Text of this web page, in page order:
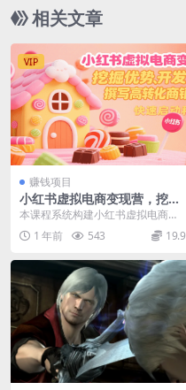
相关文章
VIP
赚钱项目
小红书虚拟电商变现营，挖掘
优势、开发产品、撰写高转化
商销笔记，快速启动和变现
本课程系统构建小红书虚拟电商从0
到1的14天快速变现体系，涵盖个
人定位分析、虚拟...
1 年前 543 19.9